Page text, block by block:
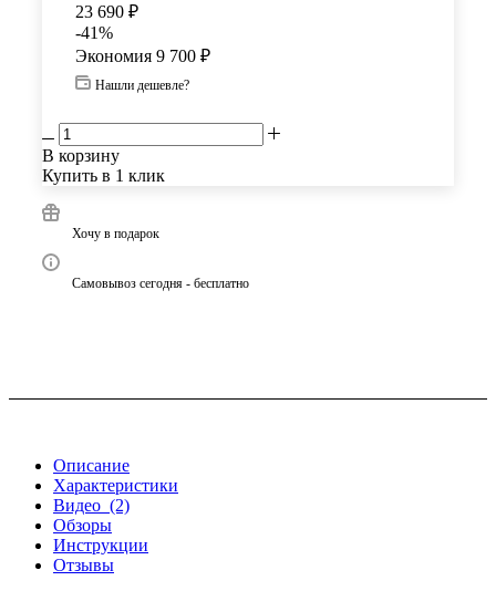
23 690 ₽
-41%
Экономия 9 700 ₽
Нашли дешевле?
В корзину
Купить в 1 клик
Хочу в подарок
Самовывоз сегодня - бесплатно
Описание
Характеристики
Видео (2)
Обзоры
Инструкции
Отзывы